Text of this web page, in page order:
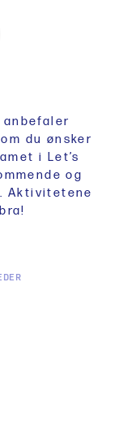
du ønsker
i Let’s
og
Aktivitetene